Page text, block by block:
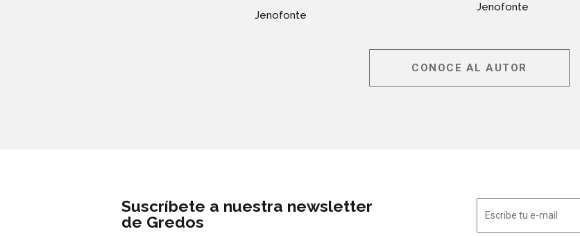
Jenofonte
Jenofonte
CONOCE AL AUTOR
Suscríbete a nuestra newsletter
de Gredos